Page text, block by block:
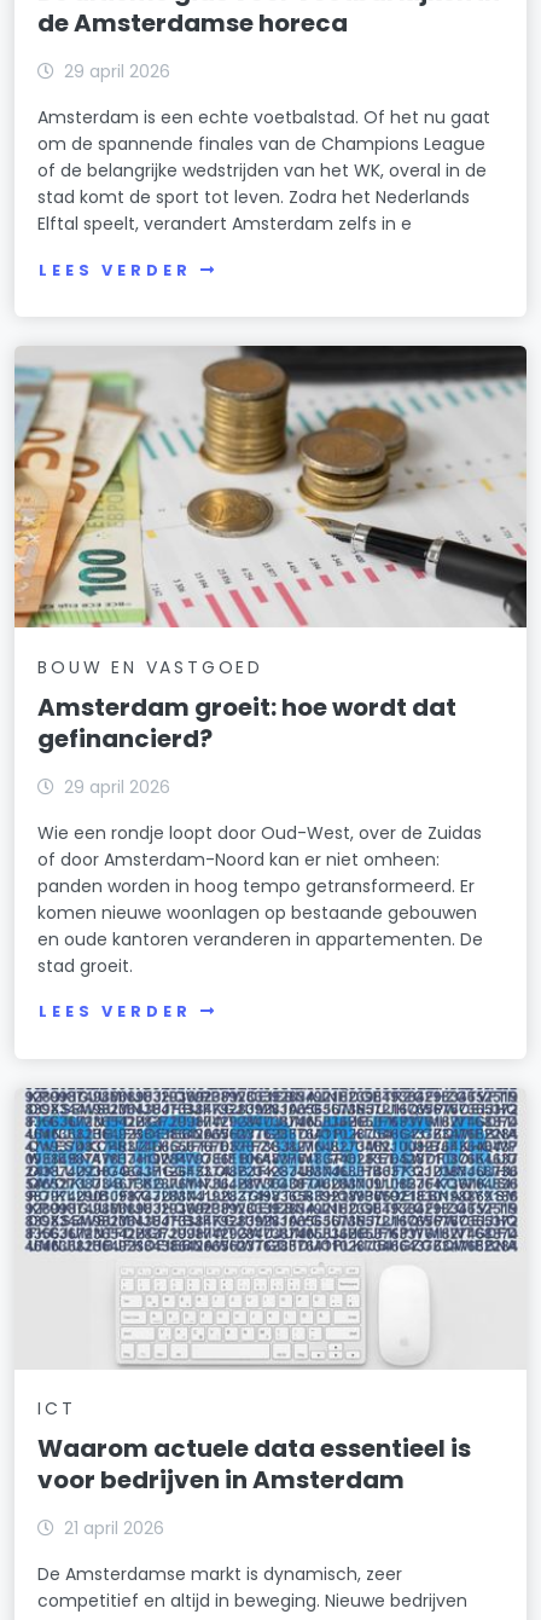
de Amsterdamse horeca
29 april 2026
Amsterdam is een echte voetbalstad. Of het nu gaat
om de spannende finales van de Champions League
of de belangrijke wedstrijden van het WK, overal in de
stad komt de sport tot leven. Zodra het Nederlands
Elftal speelt, verandert Amsterdam zelfs in e
LEES VERDER
BOUW EN VASTGOED
Amsterdam groeit: hoe wordt dat
gefinancierd?
29 april 2026
Wie een rondje loopt door Oud-West, over de Zuidas
of door Amsterdam-Noord kan er niet omheen:
panden worden in hoog tempo getransformeerd. Er
komen nieuwe woonlagen op bestaande gebouwen
en oude kantoren veranderen in appartementen. De
stad groeit.
LEES VERDER
ICT
Waarom actuele data essentieel is
voor bedrijven in Amsterdam
21 april 2026
De Amsterdamse markt is dynamisch, zeer
competitief en altijd in beweging. Nieuwe bedrijven